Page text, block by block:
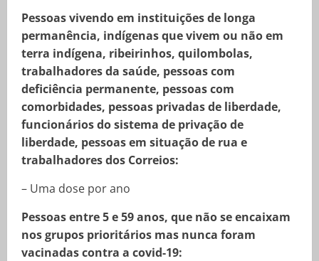
Pessoas vivendo em instituições de longa
permanência, indígenas que vivem ou não em
terra indígena, ribeirinhos, quilombolas,
trabalhadores da saúde, pessoas com
deficiência permanente, pessoas com
comorbidades, pessoas privadas de liberdade,
funcionários do sistema de privação de
liberdade, pessoas em situação de rua e
trabalhadores dos Correios:
– Uma dose por ano
Pessoas entre 5 e 59 anos, que não se encaixam
nos grupos prioritários mas nunca foram
vacinadas contra a covid-19: